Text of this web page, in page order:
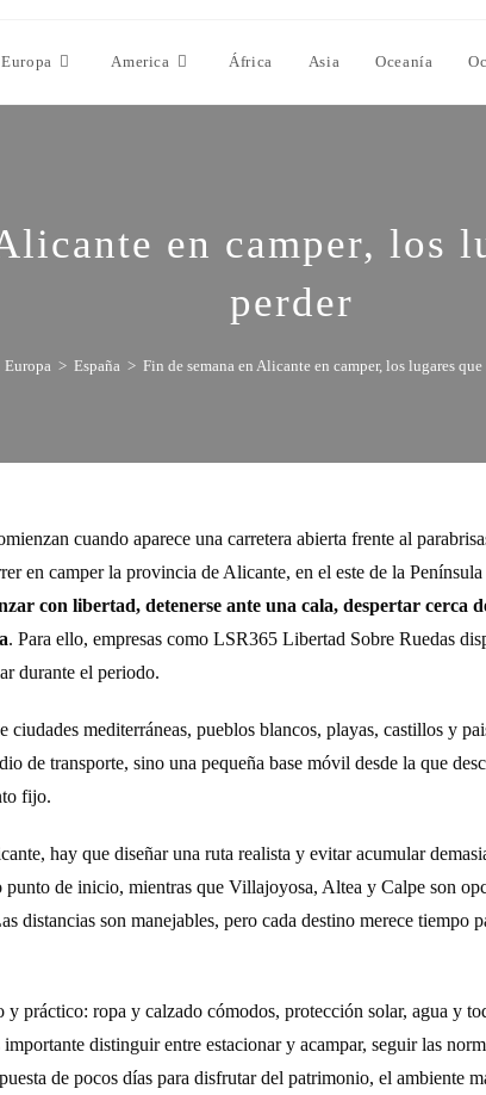
Europa America África Asia Oceanía
en camper, los
perder
Europa > España > Fin de semana en Alicante en camper, los lugares
cuando aparece una carretera abierta frente al
en camper la provincia de Alicante, en el este de la
con libertad, detenerse ante una cala, despertar cerca
. Para ello, empresas como LSR365 Libertad Sobre Ruedas
durante el periodo.
mediterráneas, pueblos blancos, playas, castillos y
de transporte, sino una pequeña base móvil desde la que
fijo.
hay que diseñar una ruta realista y evitar acumular
de inicio, mientras que Villajoyosa, Altea y Calpe son
distancias son manejables, pero cada destino merece tiempo
práctico: ropa y calzado cómodos, protección solar, agua y
distinguir entre estacionar y acampar, seguir las
de pocos días para disfrutar del patrimonio, el ambiente